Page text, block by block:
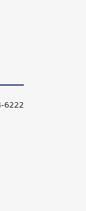
6222